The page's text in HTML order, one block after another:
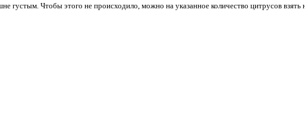
густым. Чтобы этого не происходило, можно на указанное количество цитрусов